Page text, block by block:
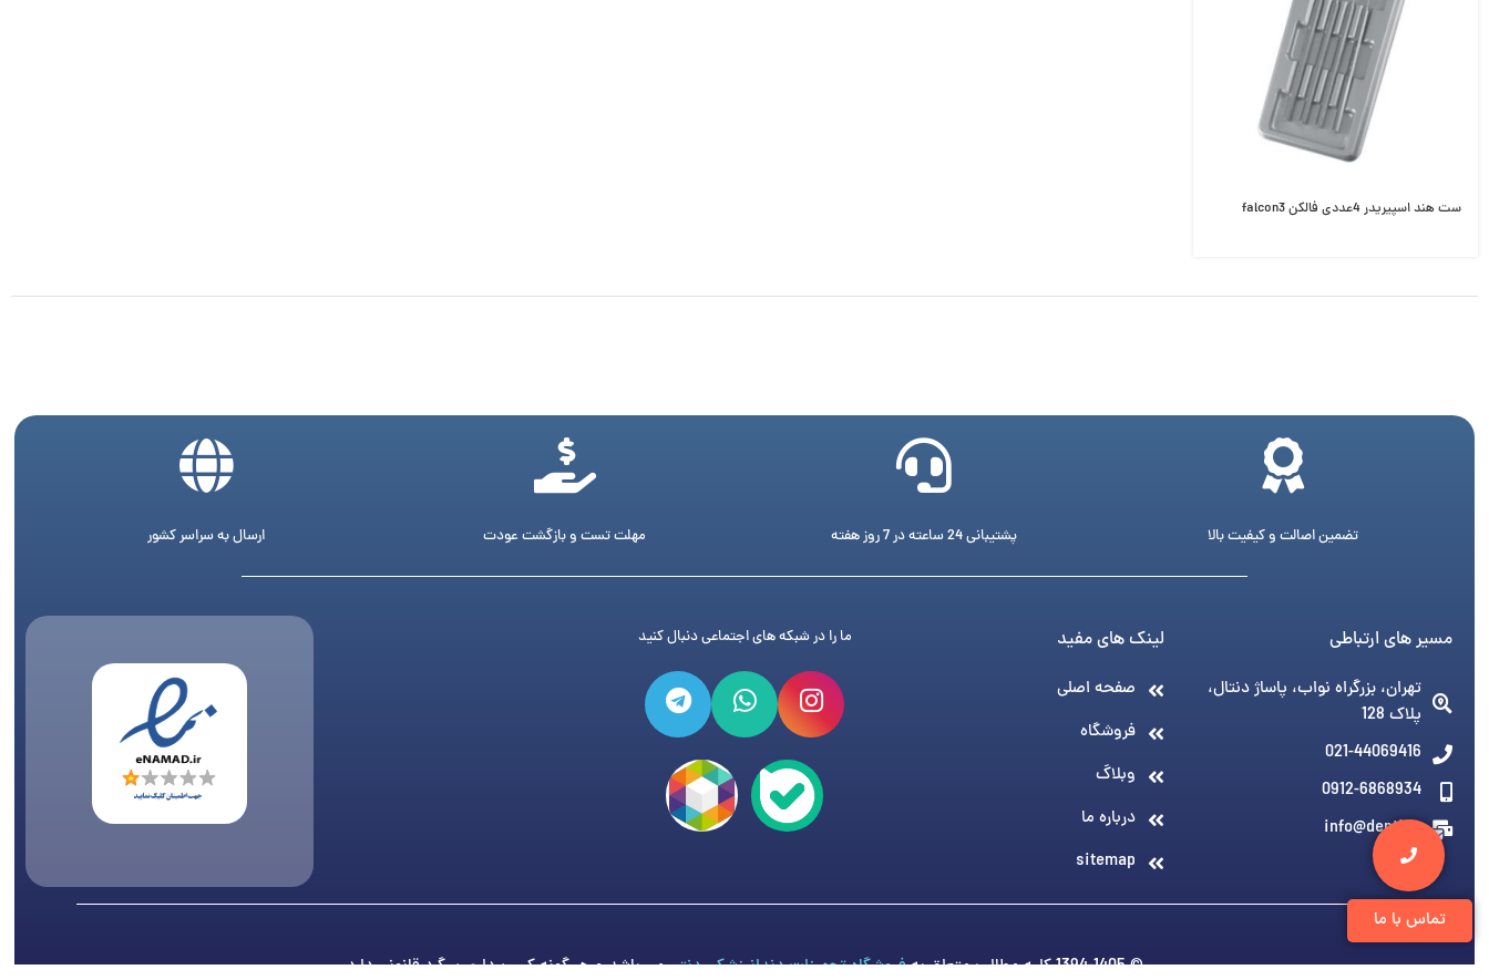
ست هند اسپیریدر 4عددی فالکن falcon3
تماس با ما
تضمین اصالت و کیفیت بالا پشتیبانی 24 ساعته در 7 روز هفته مهلت تست و بازگشت عودت ارسال به سراسر کشور
مسیر های ارتباطی
تهران، بزرگراه نواب، پاساژ دنتال،
پلاک 128
021-44069416
0912-6868934
info@denti.ir
لینک های مفید
صفحه اصلی
فروشگاه
وبلاگ
درباره ما
sitemap
ما را در شبکه های اجتماعی دنبال کنید
© 1394-1405 کلیه مطالب متعلق به فروشگاه تجهیزات دندانپزشکی دنتیمی باشد و هر گونه کپی برداری پیگرد قانونی دارد